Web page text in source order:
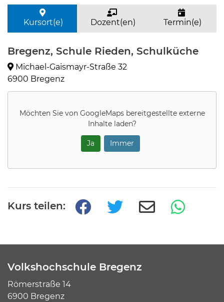
Kursort(e) Dozent(en) Termin(e)
Bregenz, Schule Rieden, Schulküche
Michael-Gaismayr-Straße 32
6900 Bregenz
Möchten Sie von GoogleMapsbereitgestellte externe
Inhalte laden?
Ja Immer
Kurs teilen:
Volkshochschule Bregenz
Römerstraße 14
6900 Bregenz